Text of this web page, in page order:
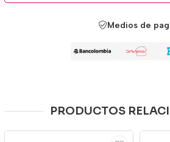
Medios de
PRODUCTOS